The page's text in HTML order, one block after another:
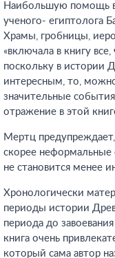
Наибольшую помощь в
ученого- египтолога
Храмы, гробницы,
«включала в книгу
поскольку в истории
интересным, то, можно
значительные
отражение в этой
Мертц
скорее неформальные
не становится менее
Хронологически
периоды истории
периода до
книга очень
который сама автор